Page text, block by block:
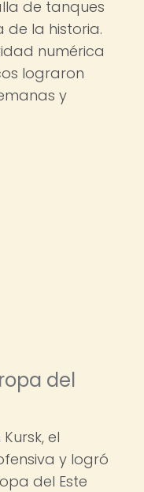
de tanques
de la historia.
numérica
lograron
y
del
el
y logró
del Este